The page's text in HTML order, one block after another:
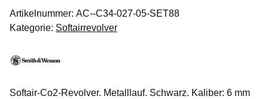
Artikelnummer: AC--C34-027-05-SET88
Kategorie: Softairrevolver
Softair-Co2-Revolver. Metalllauf. Schwarz. Kaliber: 6 mm